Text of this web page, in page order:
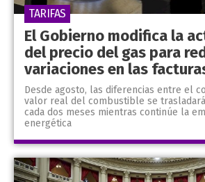
El Gobierno modifica la
del precio del gas para
variaciones en las
Desde agosto, las diferencias entre el
valor real del combustible se
cada dos meses mientras continúe la
energética
TARIFAS